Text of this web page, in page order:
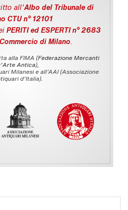
all'Albo del Tribunale di
CTU n° 12101
PERITI ed ESPERTI n° 2683
di Milano.
alla FIMA (Federazione Mercanti
Antica),
Milanesi e all’AAI (Associazione
d’Italia).